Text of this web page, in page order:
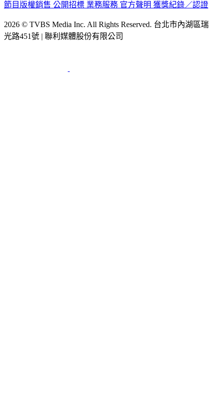
節目版權銷售 公開招標 業務服務 官方聲明 獲獎紀錄／認證
2026 © TVBS Media Inc. All Rights Reserved. 台北市內湖區瑞
光路451號 | 聯利媒體股份有限公司